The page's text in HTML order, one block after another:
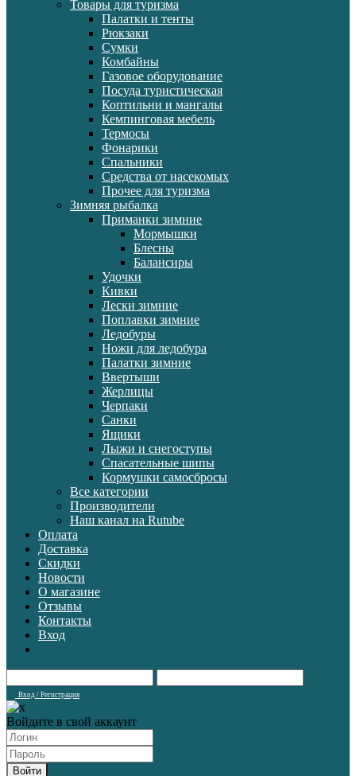
Товары для туризма
Палатки и тенты
Рюкзаки
Сумки
Комбайны
Газовое оборудование
Посуда туристическая
Коптильни и мангалы
Кемпинговая мебель
Термосы
Фонарики
Спальники
Средства от насекомых
Прочее для туризма
Зимняя рыбалка
Приманки зимние
Мормышки
Блесны
Балансиры
Удочки
Кивки
Лески зимние
Поплавки зимние
Ледобуры
Ножи для ледобура
Палатки зимние
Ввертыши
Жерлицы
Черпаки
Санки
Ящики
Лыжи и снегоступы
Спасательные шипы
Кормушки самосбросы
Все категории
Производители
Наш канал на Rutube
Оплата
Доставка
Скидки
Новости
О магазине
Отзывы
Контакты
Вход
Вход / Регистрация
Войдите в свой аккаунт
Войти